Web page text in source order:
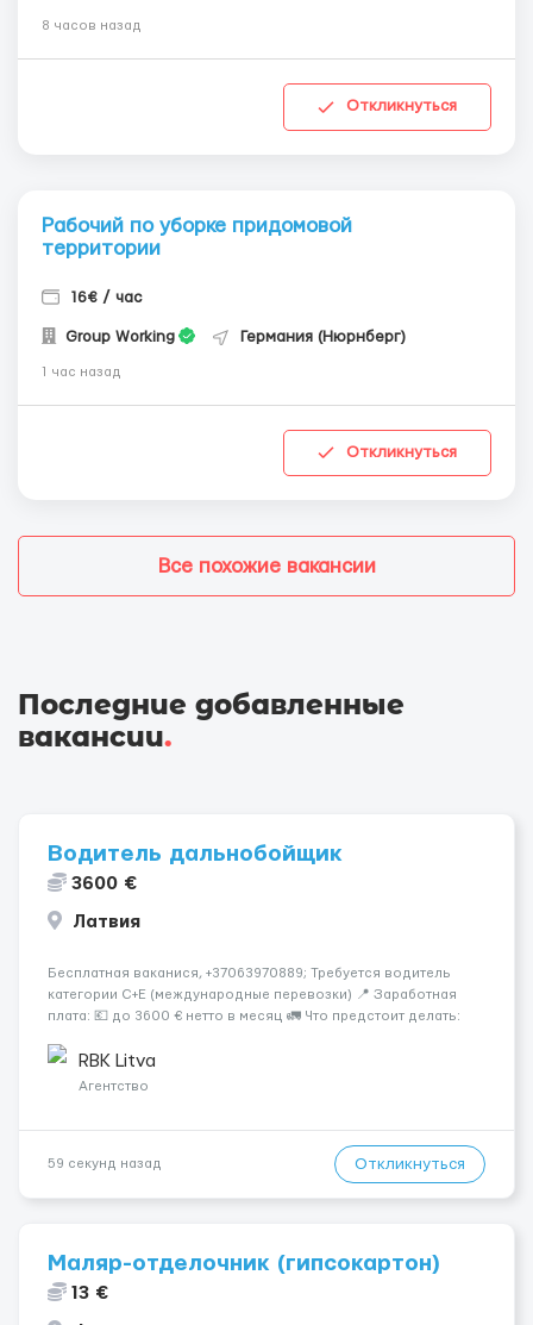
8 часов назад
Откликнуться
Рабочий по уборке придомовой
территории
16€ / час
Group Working Германия (Нюрнберг)
1 час назад
Откликнуться
Все похожие вакансии
Последние добавленные
вакансии.
Водитель дальнобойщик
3600 €
Латвия
Бесплатная ваканися, +37063970889; Требуется водитель
категории C+E (международные перевозки) 📍 Заработная
плата: 💶 до 3600 € нетто в месяц 🚛 Что предстоит делать:
среднем 400–500 км в день. Погр...
RBK Litva
Агентство
59 секунд назад Откликнуться
Маляр-отделочник (гипсокартон)
13 €